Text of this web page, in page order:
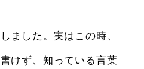
ました。実はこの時、
けず、知っている言葉